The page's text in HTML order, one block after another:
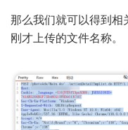
那么我们就可以得到相
刚才上传的文件名称。